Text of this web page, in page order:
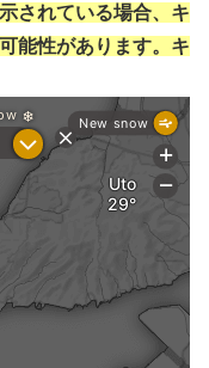
されている場合、キ
能性があります。キ